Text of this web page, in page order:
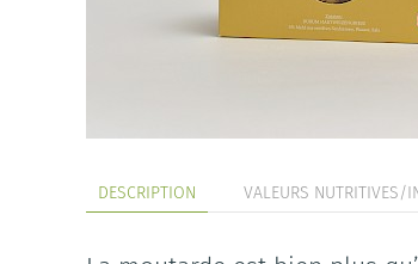
DESCRIPTION VALEURS NUTRITIVES/